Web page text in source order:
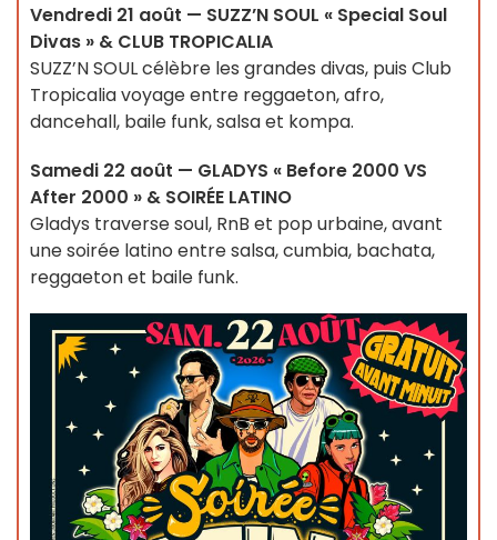
Vendredi 21 août — SUZZ’N SOUL « Special Soul
Divas » & CLUB TROPICALIA
SUZZ’N SOUL célèbre les grandes divas, puis Club
Tropicalia voyage entre reggaeton, afro,
dancehall, baile funk, salsa et kompa.
Samedi 22 août — GLADYS « Before 2000 VS
After 2000 » & SOIRÉE LATINO
Gladys traverse soul, RnB et pop urbaine, avant
une soirée latino entre salsa, cumbia, bachata,
reggaeton et baile funk.